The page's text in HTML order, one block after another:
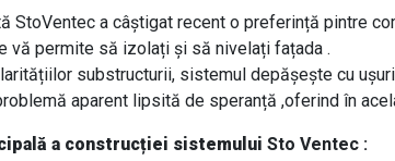
StoVentec a câștigat recent o preferință pintre
vă permite să izolați și să nivelați fațada .
substructurii, sistemul depășește cu
aparent lipsită de speranță ,oferind în
a construcției sistemului Sto Ventec :